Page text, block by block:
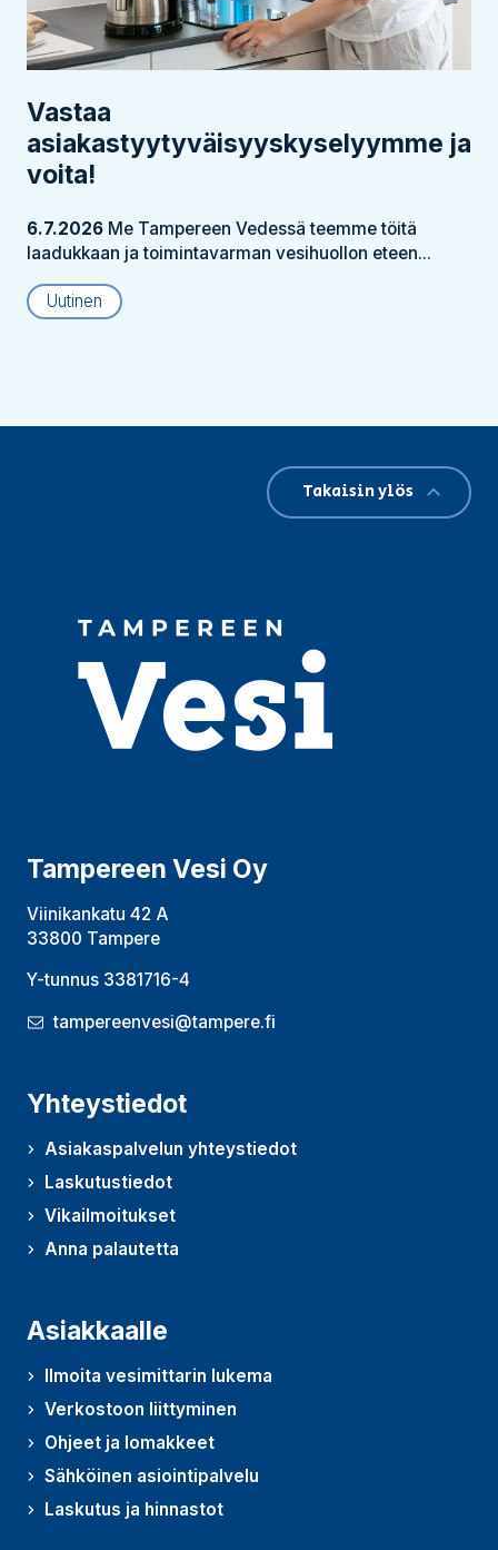
Vastaa
asiakastyytyväisyyskyselyymme ja
voita!
6.7.2026 Me Tampereen Vedessä teemme töitä
laadukkaan ja toimintavarman vesihuollon eteen...
Uutinen
Tampereen Vesi Oy
Viinikankatu 42 A
33800 Tampere
Y-tunnus 3381716-4
tampereenvesi@tampere.fi
Yhteystiedot
Asiakaspalvelun yhteystiedot
Laskutustiedot
Vikailmoitukset
Anna palautetta
(Avautuu uudessa ikkunassa)
Asiakkaalle
Ilmoita vesimittarin lukema
Verkostoon liittyminen
Ohjeet ja lomakkeet
Sähköinen asiointipalvelu
Laskutus ja hinnastot
Takaisin ylös